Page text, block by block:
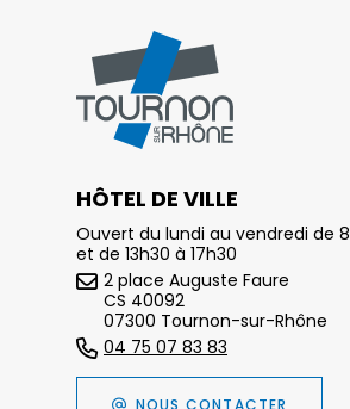
HÔTEL DE VILLE
Ouvert du lundi au vendredi de
et de 13h30 à 17h30
2 place Auguste Faure
CS 40092
07300 Tournon-sur-Rhône
04 75 07 83 83